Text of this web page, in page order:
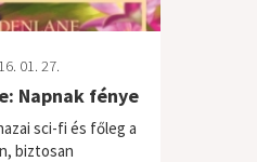
01. 27.
Napnak fénye
sci-fi és főleg a
biztosan